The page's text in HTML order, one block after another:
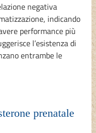
negativa
indicando
performance più
l’esistenza di
entrambe le
prenatale